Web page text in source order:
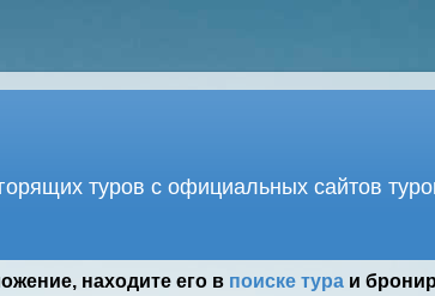
туров с официальных сайтов
находите его в поиске тураи